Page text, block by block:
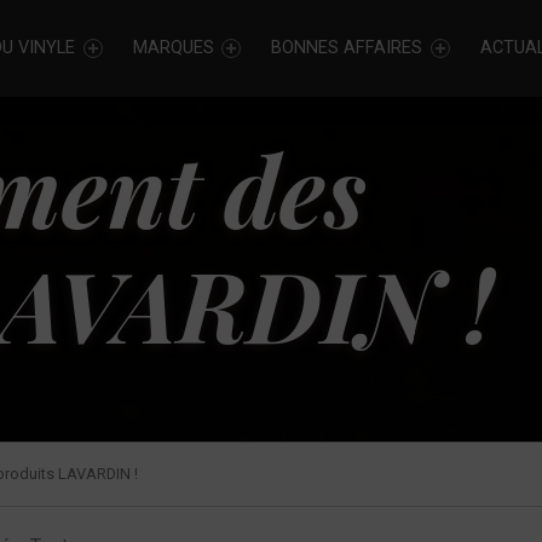
VINYLE MARQUES BONNES AFFAIRES
des
!
LAVARDIN !